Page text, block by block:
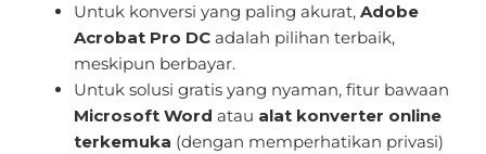
Untuk konversi yang paling akurat,Adobe
Acrobat Pro DC adalah pilihan terbaik,
meskipun berbayar.
Untuk solusi gratis yang nyaman, fitur bawaan
Microsoft Word atau alat konverter online
terkemuka (dengan memperhatikan privasi)